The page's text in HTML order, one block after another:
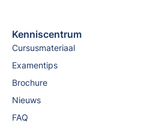
Kenniscentrum
Cursusmateriaal
Examentips
Brochure
Nieuws
FAQ